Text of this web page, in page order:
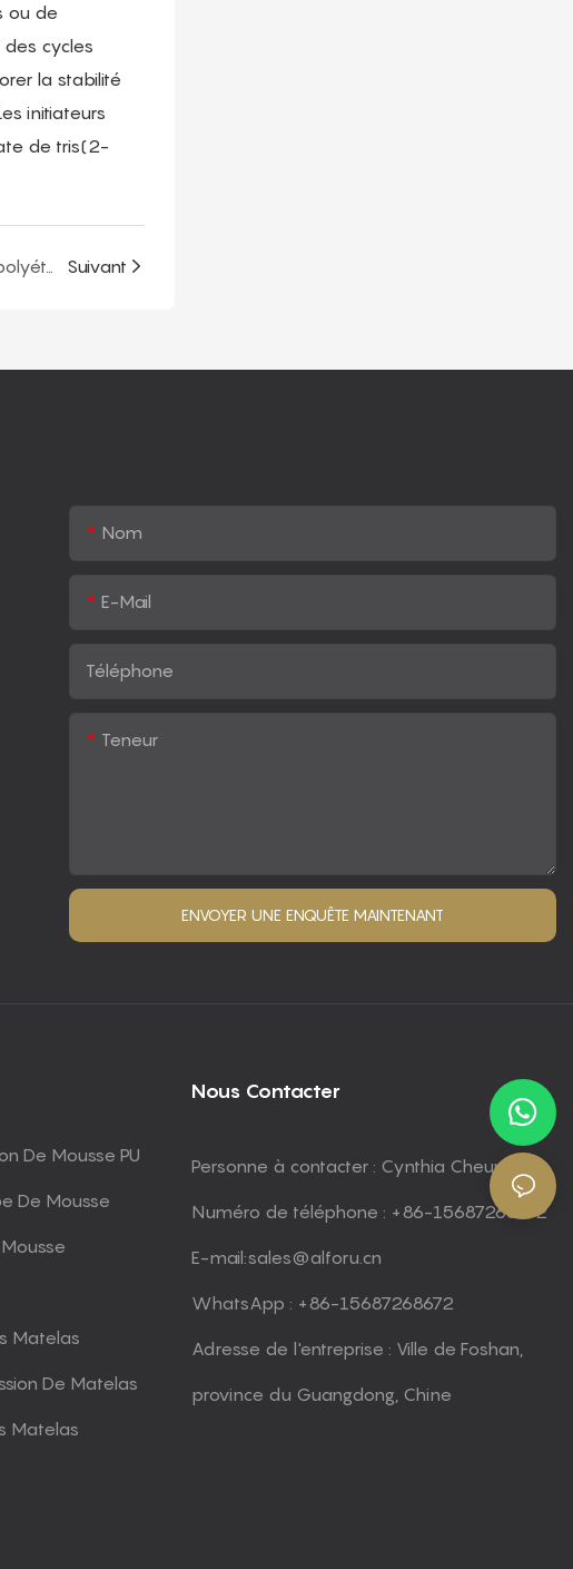
ou de
cycles
la stabilité
initiateurs
de tris(2-
Introduction de matières premières de polyéther polyols : catalyseurs de polymérisation à ouverture de cycle Suivant
Nom
E-Mail
Téléphone
Teneur
ENVOYER UNE ENQUÊTE MAINTENANT
De Mousse PU
De Mousse
Matelas
De Matelas
Matelas
Nous Contacter
Personne à contacter : Cynthia Cheung
Numéro de téléphone : +86-15687268672
E-mail:sales@alforu.cn
WhatsApp : +86-15687268672
Adresse de l'entreprise : Ville de Foshan,
province du Guangdong, Chine